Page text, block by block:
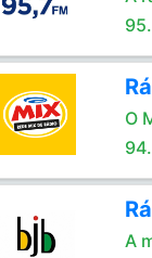
O
A